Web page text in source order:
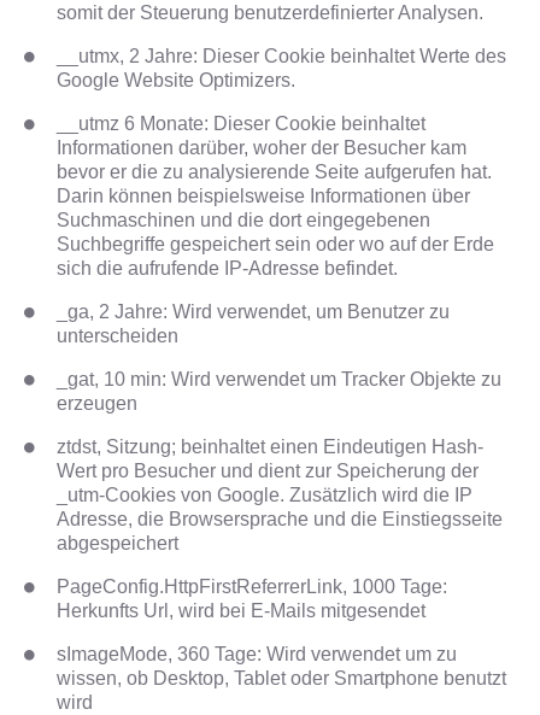
somit der Steuerung benutzerdefinierter Analysen.
__utmx, 2 Jahre: Dieser Cookie beinhaltet Werte des
Google Website Optimizers.
__utmz 6 Monate: Dieser Cookie beinhaltet
Informationen darüber, woher der Besucher kam
bevor er die zu analysierende Seite aufgerufen hat.
Darin können beispielsweise Informationen über
Suchmaschinen und die dort eingegebenen
Suchbegriffe gespeichert sein oder wo auf der Erde
sich die aufrufende IP-Adresse befindet.
_ga, 2 Jahre: Wird verwendet, um Benutzer zu
unterscheiden
_gat, 10 min: Wird verwendet um Tracker Objekte zu
erzeugen
ztdst, Sitzung; beinhaltet einen Eindeutigen Hash-
Wert pro Besucher und dient zur Speicherung der
_utm-Cookies von Google. Zusätzlich wird die IP
Adresse, die Browsersprache und die Einstiegsseite
abgespeichert
PageConfig.HttpFirstReferrerLink, 1000 Tage:
Herkunfts Url, wird bei E-Mails mitgesendet
sImageMode, 360 Tage: Wird verwendet um zu
wissen, ob Desktop, Tablet oder Smartphone benutzt
wird